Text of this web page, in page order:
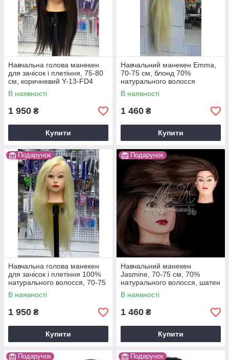
Навчальна голова манекен
для зачісок і плетіння, 75-80
см, коричневий Y-13-FD4
В наявності
1 950 ₴
Купити
Навчальний манекен Emma,
70-75 см, блонд 70%
натурального волосся
В наявності
1 460 ₴
Купити
Подарунок
Навчальна голова манекен
для зачісок і плетіння 100%
натурального волосся, 70-75
см, блонд Y-13-Q19
В наявності
1 950 ₴
Купити
Подарунок
Навчальний манекен
Jasmine, 70-75 см, 70%
натурального волосся, шатен
В наявності
1 460 ₴
Купити
Подарунок Подарунок